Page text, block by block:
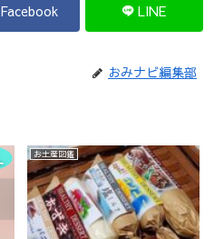
Facebook LINE
おみナビ編集部
お土産図鑑